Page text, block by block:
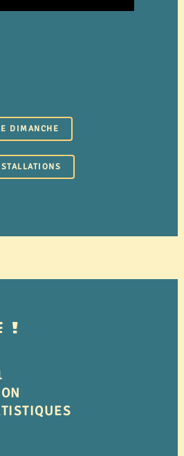
DIMANCHE
!